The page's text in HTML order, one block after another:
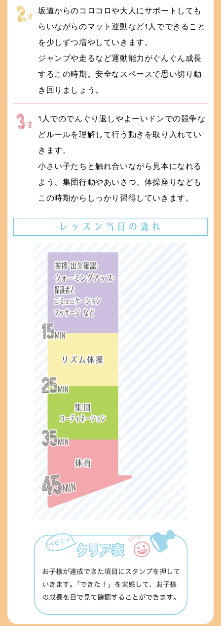
坂道からのコロコロや大人にサポートしても
らいながらのマット運動など1人でできること
を少しずつ増やしていきます。
ジャンプや走るなど運動能力がぐんぐん成長
するこの時期。安全なスペースで思い切り動
き回りましょう。
1人でのでんぐり返しやよーいドンでの競争な
どルールを理解して行う動きを取り入れてい
きます。
小さい子たちと触れ合いながら見本になれる
よう、集団行動やあいさつ、体操座りなども
この時期からしっかり習得していきます。